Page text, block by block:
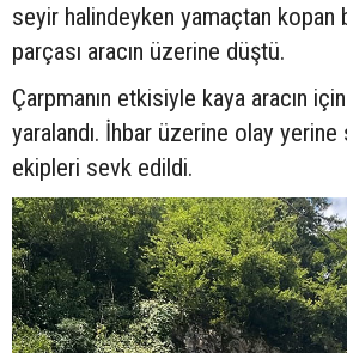
seyir halindeyken yamaçtan kopan
parçası aracın üzerine düştü.
Çarpmanın etkisiyle kaya aracın
yaralandı. İhbar üzerine olay yerine
ekipleri sevk edildi.